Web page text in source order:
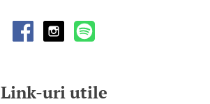
Link-uri utile